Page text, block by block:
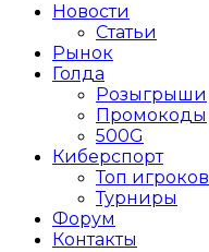
Новости
Статьи
Рынок
Голда
Розыгрыши
Промокоды
500G
Киберспорт
Топ игроков
Турниры
Форум
Контакты